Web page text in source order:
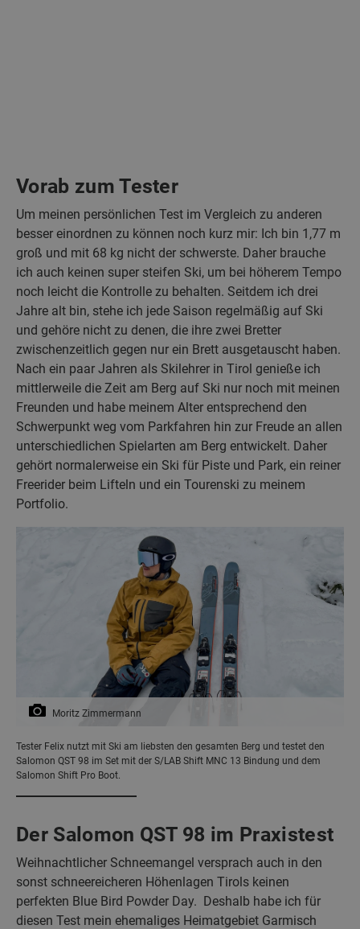
Vorab zum Tester
Um meinen persönlichen Test im Vergleich zu anderen
besser einordnen zu können noch kurz mir: Ich bin 1,77 m
groß und mit 68 kg nicht der schwerste. Daher brauche
ich auch keinen super steifen Ski, um bei höherem Tempo
noch leicht die Kontrolle zu behalten. Seitdem ich drei
Jahre alt bin, stehe ich jede Saison regelmäßig auf Ski
und gehöre nicht zu denen, die ihre zwei Bretter
zwischenzeitlich gegen nur ein Brett ausgetauscht haben.
Nach ein paar Jahren als Skilehrer in Tirol genieße ich
mittlerweile die Zeit am Berg auf Ski nur noch mit meinen
Freunden und habe meinem Alter entsprechend den
Schwerpunkt weg vom Parkfahren hin zur Freude an allen
unterschiedlichen Spielarten am Berg entwickelt. Daher
gehört normalerweise ein Ski für Piste und Park, ein reiner
Freerider beim Lifteln und ein Tourenski zu meinem
Portfolio.
Moritz Zimmermann
Tester Felix nutzt mit Ski am liebsten den gesamten Berg und testet den
Salomon QST 98 im Set mit der S/LAB Shift MNC 13 Bindung und dem
Salomon Shift Pro Boot.
Der Salomon QST 98 im Praxistest
Weihnachtlicher Schneemangel versprach auch in den
sonst schneereicheren Höhenlagen Tirols keinen
perfekten Blue Bird Powder Day. Deshalb habe ich für
diesen Test mein ehemaliges Heimatgebiet Garmisch